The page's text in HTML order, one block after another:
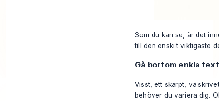
Som du kan se, är det
till den enskilt viktigaste
Gå bortom enkla
Visst, ett skarpt,
behöver du variera dig.